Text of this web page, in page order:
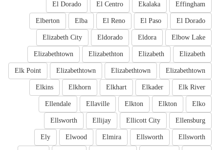
Effingham
Ekalaka
El Centro
El Dorado
El Dorado
El Paso
El Reno
Elba
Elberton
Elbow Lake
Eldora
Eldorado
Elizabeth City
Elizabeth
Elizabeth
Elizabethton
Elizabethtown
Elizabethtown
Elizabethtown
Elizabethtown
Elk Point
Elk River
Elkader
Elkhart
Elkhorn
Elkins
Elko
Elkton
Elkton
Ellaville
Ellendale
Ellensburg
Ellicott City
Ellijay
Ellsworth
Ellsworth
Ellsworth
Elmira
Elwood
Ely